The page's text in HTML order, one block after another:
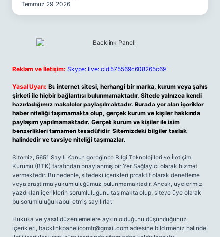
Temmuz 29, 2026
Reklam ve İletişim: Skype: live:.cid.575569c608265c69
Yasal Uyarı: Bu internet sitesi, herhangi bir marka, kurum veya şahıs
şirketi ile hiçbir bağlantısı bulunmamaktadır. Sitede yalnızca kendi
hazırladığımız makaleler paylaşılmaktadır. Burada yer alan içerikler
haber niteliği taşımamakta olup, gerçek kurum ve kişiler hakkında
paylaşım yapılmamaktadır. Gerçek kurum ve kişiler ile isim
benzerlikleri tamamen tesadüfidir. Sitemizdeki bilgiler taslak
halindedir ve tavsiye niteliği taşımazlar.
Sitemiz, 5651 Sayılı Kanun gereğince Bilgi Teknolojileri ve İletişim
Kurumu (BTK) tarafından onaylanmış bir Yer Sağlayıcı olarak hizmet
vermektedir. Bu nedenle, sitedeki içerikleri proaktif olarak denetleme
veya araştırma yükümlülüğümüz bulunmamaktadır. Ancak, üyelerimiz
yazdıkları içeriklerin sorumluluğunu taşımakta olup, siteye üye olarak
bu sorumluluğu kabul etmiş sayılırlar.
Hukuka ve yasal düzenlemelere aykırı olduğunu düşündüğünüz
içerikleri, backlinkpanelicomtr@gmail.com adresine bildirmeniz halinde,